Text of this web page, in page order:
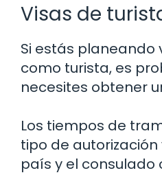
Visas de
Si estás planeando
como turista, es
necesites obtener
Los tiempos de
tipo de
país y el consulado